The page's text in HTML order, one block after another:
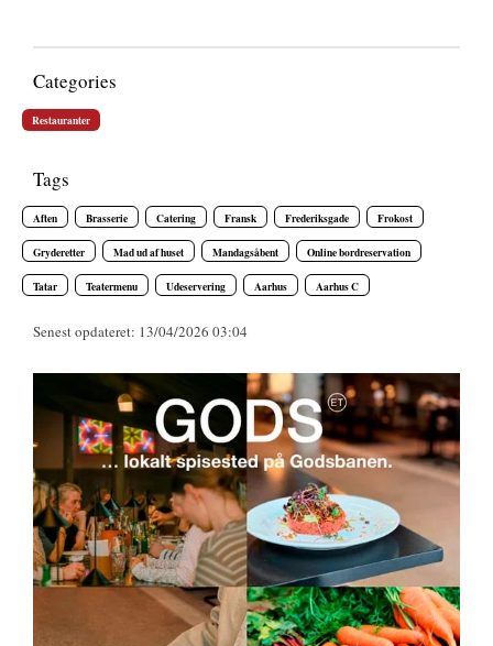
Categories
Restauranter
Tags
Aften Brasserie Catering Fransk Frederiksgade Frokost
Gryderetter Mad ud af huset Mandagsåbent Online bordreservation
Tatar Teatermenu Udeservering Aarhus Aarhus C
Senest opdateret: 13/04/2026 03:04